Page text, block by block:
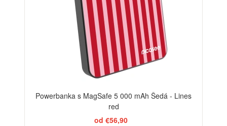
Powerbanka s MagSafe 5 000 mAh Šedá - Lines
red
od €56,90